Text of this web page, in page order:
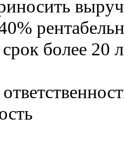
более 20